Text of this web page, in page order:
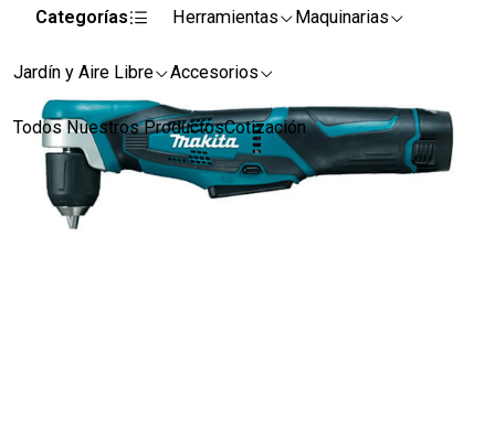
Categorías Herramientas Maquinarias
Jardín y Aire Libre Accesorios
Todos Nuestros ProductosCotización